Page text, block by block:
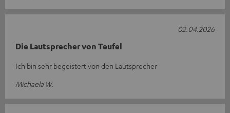
Die Lautsprecher von Teufel
Ich bin sehr begeistert von den Lautsprecher
Michaela W.
02.04.2026